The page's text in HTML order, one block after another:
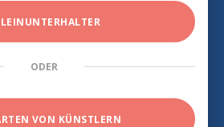
ODER
VON KÜNSTLERN